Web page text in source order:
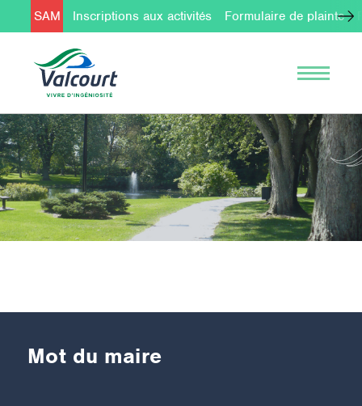
SAM Inscriptions aux activités Formulaire de plainte
Mot du maire